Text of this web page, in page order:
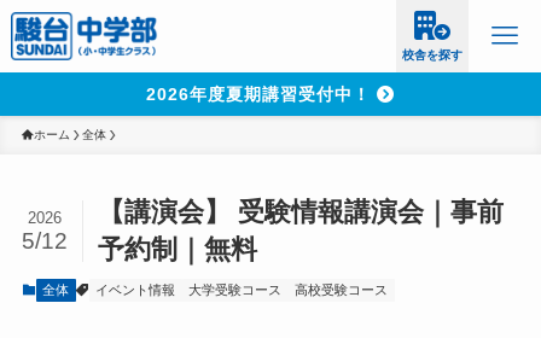
校舎を探す
2026年度夏期講習受付中！
ホーム 全体
【講演会】 受験情報講演会｜事前
予約制｜無料
2026
5/12
全体 イベント情報 大学受験コース 高校受験コース